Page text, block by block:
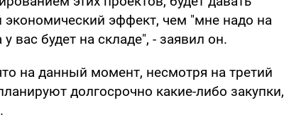
эффект, чем "мне надо на
вас будет на складе", - заявил он.
на данный момент, несмотря на третий
долгосрочно какие-либо закупки,